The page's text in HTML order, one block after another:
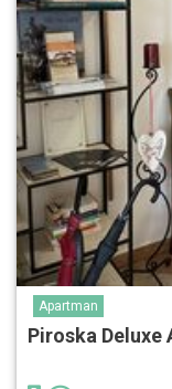
Apartman
Piroska Deluxe